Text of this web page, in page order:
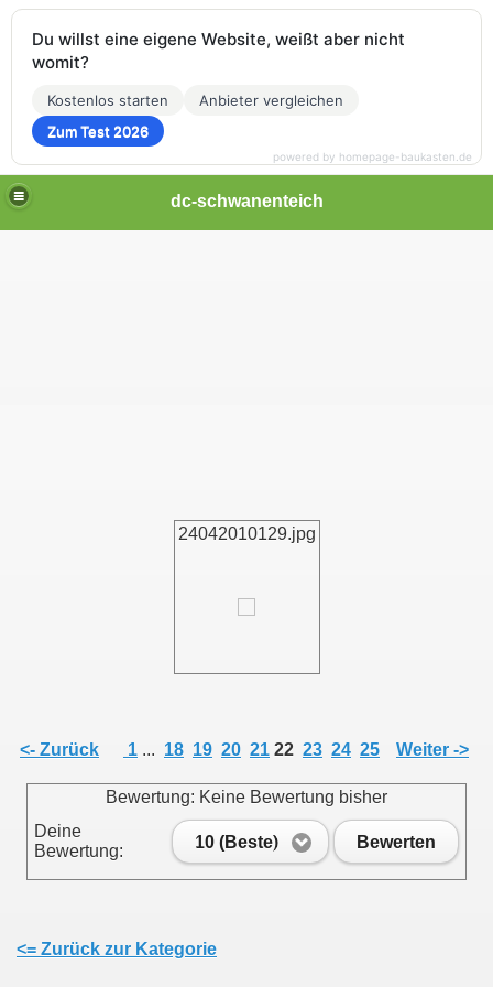
dc-schwanenteich
24042010129.jpg
<- Zurück 1 ... 18 19 20 21 22 23 24 25 Weiter ->
Bewertung: Keine Bewertung bisher
Deine
Bewertung:
10 (Beste) Bewerten
<= Zurück zur Kategorie
Du willst eine eigene Website, weißt aber nicht
womit?
Kostenlos starten
Anbieter vergleichen
Zum Test 2026
powered by homepage-baukasten.de